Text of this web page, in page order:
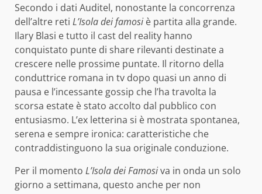
Secondo i dati Auditel, nonostante la concorrenza
dell’altre reti L’Isola dei famosi è partita alla grande.
Ilary Blasi e tutto il cast del reality hanno
conquistato punte di share rilevanti destinate a
crescere nelle prossime puntate. Il ritorno della
conduttrice romana in tv dopo quasi un anno di
pausa e l’incessante gossip che l’ha travolta la
scorsa estate è stato accolto dal pubblico con
entusiasmo. L’ex letterina si è mostrata spontanea,
serena e sempre ironica: caratteristiche che
contraddistinguono la sua originale conduzione.
Per il momento L’Isola dei Famosiva in onda un solo
giorno a settimana, questo anche per non